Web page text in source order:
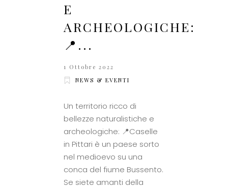
E
ARCHEOLOGICHE:
📍...
1 Ottobre 2022
NEWS & EVENTI
Un territorio ricco di
bellezze naturalistiche e
archeologiche: 📍Caselle
in Pittari è un paese sorto
nel medioevo su una
conca del fiume Bussento.
Se siete amanti della